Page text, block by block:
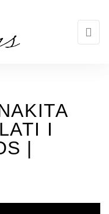
I
|